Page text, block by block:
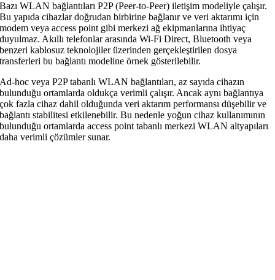
Bazı WLAN bağlantıları P2P (Peer-to-Peer) iletişim modeliyle çalışır.
Bu yapıda cihazlar doğrudan birbirine bağlanır ve veri aktarımı için
modem veya access point gibi merkezi ağ ekipmanlarına ihtiyaç
duyulmaz. Akıllı telefonlar arasında Wi-Fi Direct, Bluetooth veya
benzeri kablosuz teknolojiler üzerinden gerçekleştirilen dosya
transferleri bu bağlantı modeline örnek gösterilebilir.
Ad-hoc veya P2P tabanlı WLAN bağlantıları, az sayıda cihazın
bulunduğu ortamlarda oldukça verimli çalışır. Ancak aynı bağlantıya
çok fazla cihaz dahil olduğunda veri aktarım performansı düşebilir ve
bağlantı stabilitesi etkilenebilir. Bu nedenle yoğun cihaz kullanımının
bulunduğu ortamlarda access point tabanlı merkezi WLAN altyapıları
daha verimli çözümler sunar.